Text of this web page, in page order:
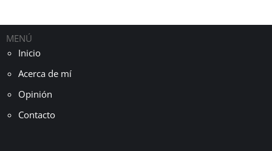
MENÚ
Inicio
Acerca de mí
Opinión
Contacto